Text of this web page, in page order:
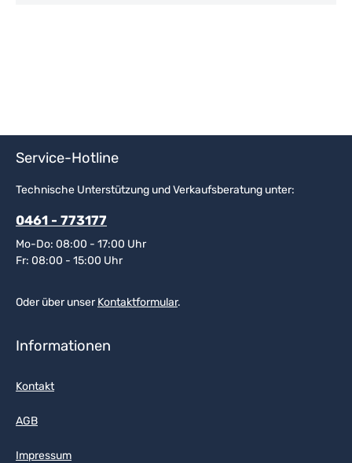
Service-Hotline
Technische Unterstützung und Verkaufsberatung unter:
0461 - 773177
Mo-Do: 08:00 - 17:00 Uhr
Fr: 08:00 - 15:00 Uhr
Oder über unserKontaktformular.
Informationen
Kontakt
AGB
Impressum